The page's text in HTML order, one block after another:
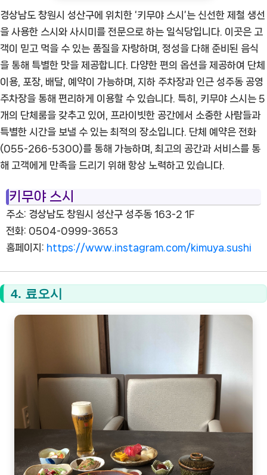
경상남도 창원시 성산구에 위치한 ‘키무야 스시’는 신선한 제철 생선
을 사용한 스시와 사시미를 전문으로 하는 일식당입니다. 이곳은 고
객이 믿고 먹을 수 있는 품질을 자랑하며, 정성을 다해 준비된 음식
을 통해 특별한 맛을 제공합니다. 다양한 편의 옵션을 제공하여 단체
이용, 포장, 배달, 예약이 가능하며, 지하 주차장과 인근 성주동 공영
주차장을 통해 편리하게 이용할 수 있습니다. 특히, 키무야 스시는 5
개의 단체룸을 갖추고 있어, 프라이빗한 공간에서 소중한 사람들과
특별한 시간을 보낼 수 있는 최적의 장소입니다. 단체 예약은 전화
(055-266-5300)를 통해 가능하며, 최고의 공간과 서비스를 통
해 고객에게 만족을 드리기 위해 항상 노력하고 있습니다.
키무야 스시
주소: 경상남도 창원시 성산구 성주동 163-2 1F
전화: 0504-0999-3653
홈페이지: https://www.instagram.com/kimuya.sushi
4. 료오시